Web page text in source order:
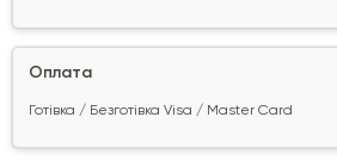
Оплата
Готівка / Безготівка Visa / Master Card